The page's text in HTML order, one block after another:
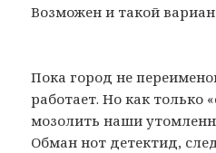
Возможен и такой
Пока город не
работает. Но как только
мозолить наши
Обман нот детектид,